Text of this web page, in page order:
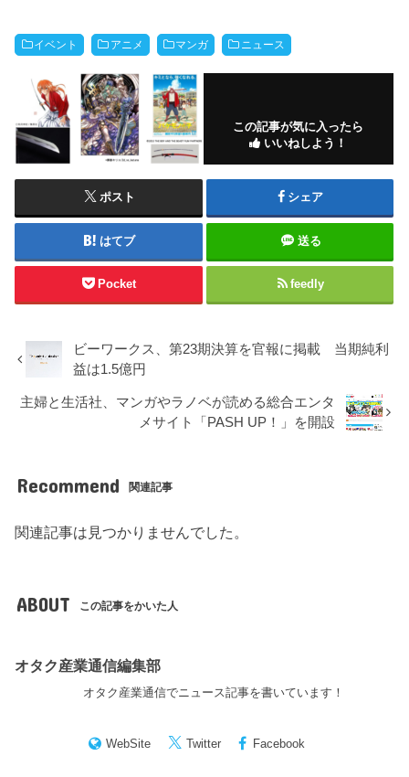
イベント アニメ マンガ ニュース
この記事が気に入ったら
いいねしよう！
ポスト シェア
はてブ 送る
Pocket feedly
ビーワークス、第23期決算を官報に掲載 当期純利
益は1.5億円
主婦と生活社、マンガやラノベが読める総合エンタ
メサイト「PASH UP！」を開設
Recommend 関連記事
関連記事は見つかりませんでした。
ABOUT この記事をかいた人
オタク産業通信編集部
オタク産業通信でニュース記事を書いています！
WebSite Twitter Facebook